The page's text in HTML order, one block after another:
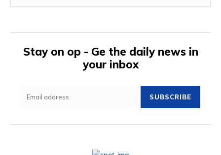
Stay on op - Ge the daily news in
your inbox
SUBSCRIBE